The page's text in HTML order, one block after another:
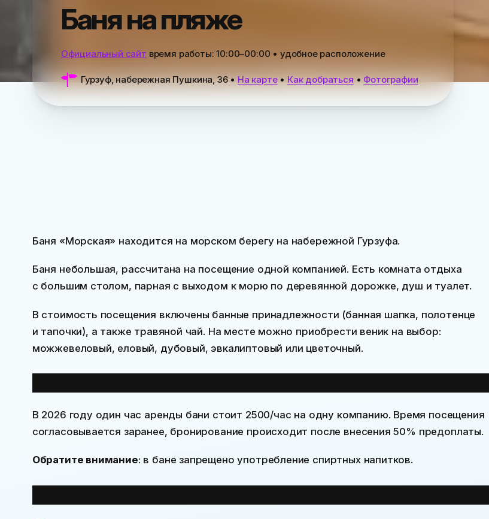
Баня на пляже
Официальный сайт время работы:10:00–00:00 • удобное расположение
Гурзуф, набережная Пушкина, 36•На карте•Как добраться•Фотографии
Баня «Морская» находится на морском берегу на набережной Гурзуфа.
Баня небольшая, рассчитана на посещение одной компанией. Есть комната отдыха
с большим столом, парная с выходом к морю по деревянной дорожке, душ и туалет.
В стоимость посещения включены банные принадлежности (банная шапка, полотенце
и тапочки), а также травяной чай. На месте можно приобрести веник на выбор:
можжевеловый, еловый, дубовый, эвкалиптовый или цветочный.
В 2026 году один час аренды бани стоит 2500/час на одну компанию. Время посещения
согласовывается заранее, бронирование происходит после внесения 50% предоплаты.
Обратите внимание: в бане запрещено употребление спиртных напитков.